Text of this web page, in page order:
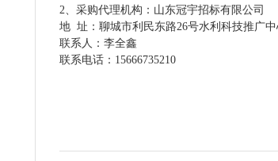
2、采购代理机构：山东冠宇招标有限公司
地 址：聊城市利民东路26号水利科技推广
联系人： 李全鑫
联系电话： 15666735210